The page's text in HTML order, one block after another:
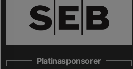
Platinasponsorer